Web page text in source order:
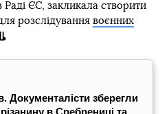
Раді ЄС, закликала створити
розслідування воєнних
Документалісти зберегли
в Сребрениці та